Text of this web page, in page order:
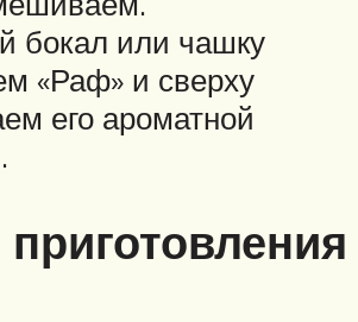
бокал или чашку
«Раф» и сверху
его ароматной